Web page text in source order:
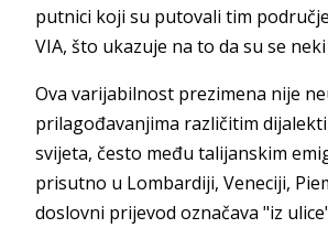
putnici koji su putovali tim
VIA, što ukazuje na to da su se
Ova varijabilnost prezimena nije
prilagođavanjima različitim
svijeta, često među talijanskim
prisutno u Lombardiji, Veneciji,
doslovni prijevod označava "iz